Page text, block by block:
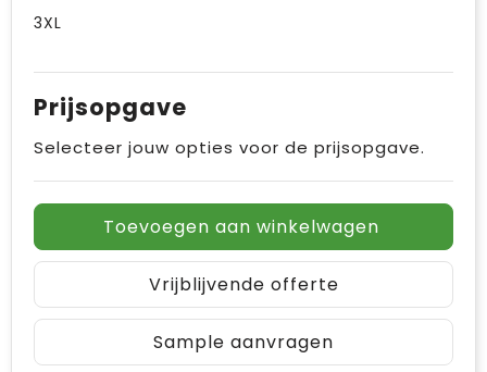
3XL
Prijsopgave
Selecteer jouw opties voor de prijsopgave.
Toevoegen aan winkelwagen
Vrijblijvende offerte
Sample aanvragen